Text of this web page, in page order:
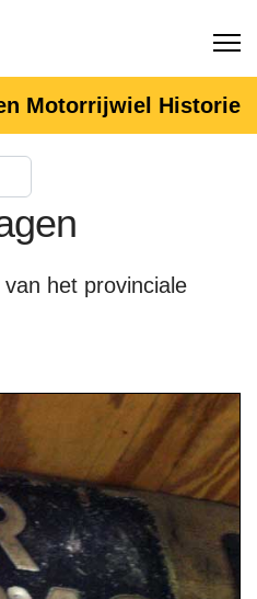
Motorrijwiel Historie
het provinciale